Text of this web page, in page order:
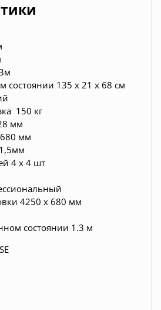
состоянии 135 х 21 х 68 см
150 кг
мм
мм
4 х 4 шт
4250 х 680 мм
состоянии 1.3 м